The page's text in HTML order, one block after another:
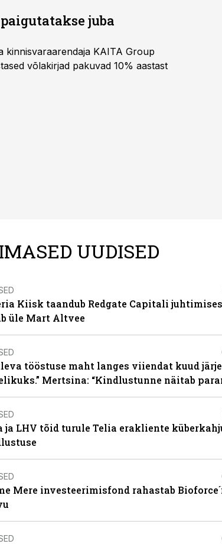
juba
kinnisvaraarendaja KAITA Group
võlakirjad pakuvad 10% aastast
UUDISED
Kiisk taandub Redgate Capitali
üle Mart Altvee
tööstuse maht langes viiendat kuud
Mertsina: “Kindlustunne näitab
ja LHV tõid turule Telia erakliente
Mere investeerimisfond rahastab